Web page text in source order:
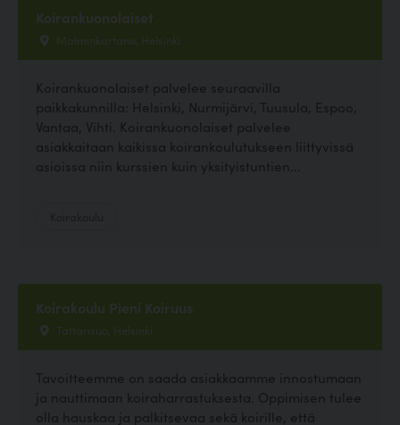
Koirankuonolaiset
Malminkartano, Helsinki
Koirankuonolaiset palvelee seuraavilla
paikkakunnilla: Helsinki, Nurmijärvi, Tuusula, Espoo,
Vantaa, Vihti. Koirankuonolaiset palvelee
asiakkaitaan kaikissa koirankoulutukseen liittyvissä
asioissa niin kurssien kuin yksityistuntien...
Koirakoulu Pieni Koiruus
Tattarisuo, Helsinki
Tavoitteemme on saada asiakkaamme innostumaan
ja nauttimaan koiraharrastuksesta. Oppimisen tulee
olla hauskaa ja palkitsevaa sekä koirille, että